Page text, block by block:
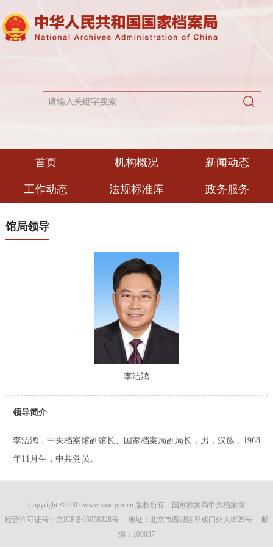
首页 机构概况 新闻动态
工作动态 法规标准库 政务服务
馆局领导
李洁鸿
领导简介
李洁鸿，中央档案馆副馆长、国家档案局副局长，男，汉族，1968
年11月生，中共党员。
Copyright © 2007 www.saac.gov.cn 版权所有：国家档案局中央档案馆
经营许可证号： 京ICP备05058328号地址：北京市西城区阜成门外大街29号 邮
编：100037